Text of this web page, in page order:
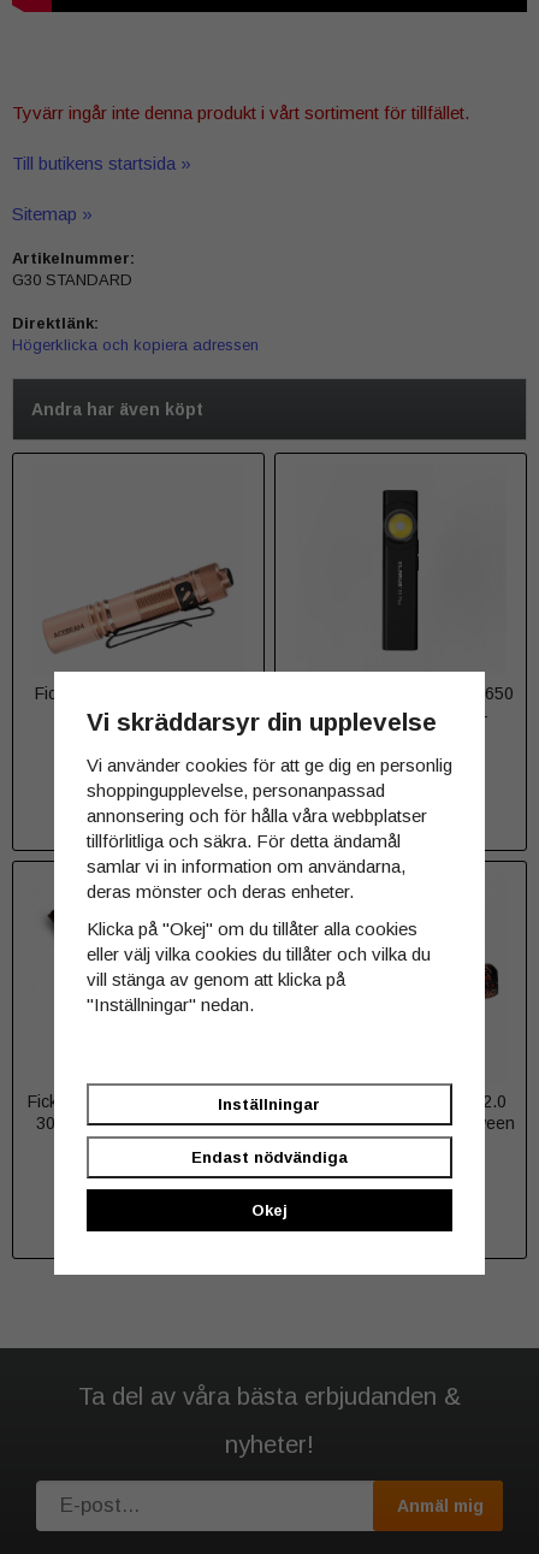
Tyvärr ingår inte denna produkt i vårt sortiment för tillfället.
Till butikens startsida »
Sitemap »
Artikelnummer:
G30 STANDARD
Direktlänk:
Högerklicka och kopiera adressen
Andra har även köpt
Ficklampa Acebeam Pokelit
koppar 500 lumen
599 kr
INFO
Ficklampa Klarus E5 plus 650
lumen Magnetic Base -
Färgval
295 kr
INFO
Ficklampa Acebeam E75 max
3000 lumen 5000K Neutral
White Nichia 519A CRI90 Blå
1 199 kr
INFO
Ficklampa Acebeam L35 2.0
5000 lumen 4000K Halloween
camo Limited edition - Varmvit
1 199 kr
INFO
Ta del av våra bästa erbjudanden &
nyheter!
Anmäl mig
Vi skräddarsyr din upplevelse
Vi använder cookies för att ge dig en personlig
shoppingupplevelse, personanpassad
annonsering och för hålla våra webbplatser
tillförlitliga och säkra. För detta ändamål
samlar vi in information om användarna,
deras mönster och deras enheter.
Klicka på "Okej" om du tillåter alla cookies
eller välj vilka cookies du tillåter och vilka du
vill stänga av genom att klicka på
"Inställningar" nedan.
Inställningar
Endast nödvändiga
Okej